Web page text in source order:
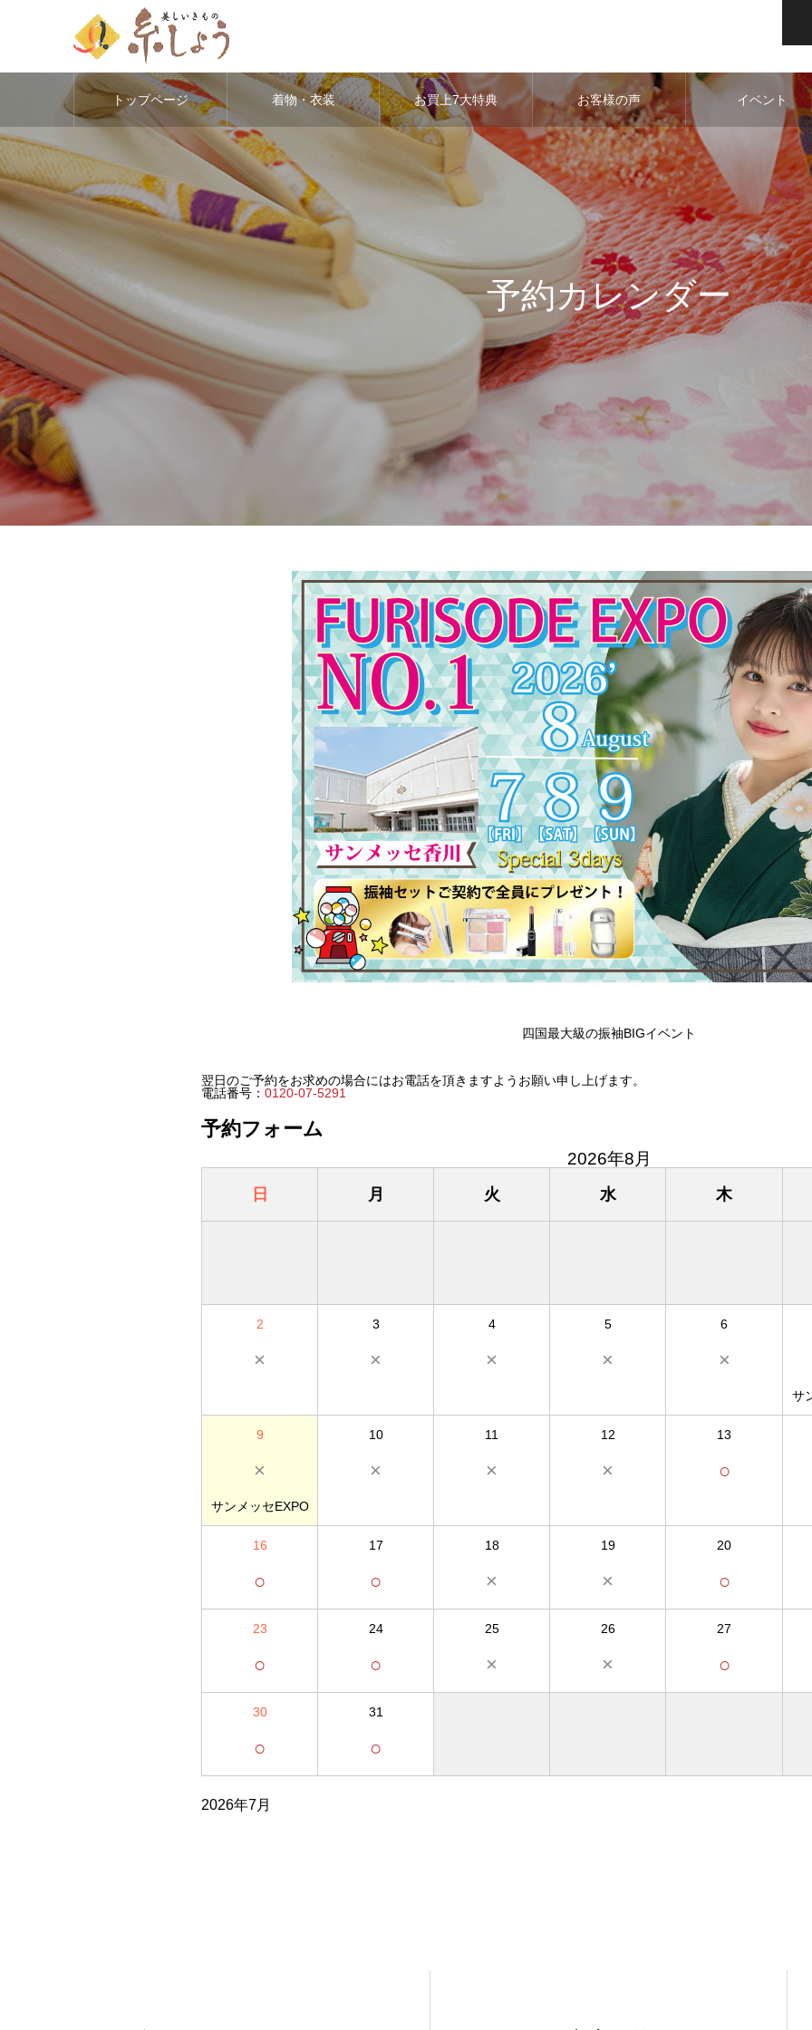
トップページ 着物・衣装 お買上7大特典 お客様の声 イベント
予約カレンダー
四国最大級の振袖BIGイベント
翌日のご予約をお求めの場合にはお電話を頂きますようお願い申し上げます。
電話番号： 0120-07-5291
予約フォーム
2026年8月
日 月 火 水 木
2
×
3
×
4
×
5
×
6
×
サ
9
×
サンメッセEXPO
10
×
11
×
12
×
13
○
16
○
17
○
18
×
19
×
20
○
23
○
24
○
25
×
26
×
27
○
30
○
31
○
2026年7月